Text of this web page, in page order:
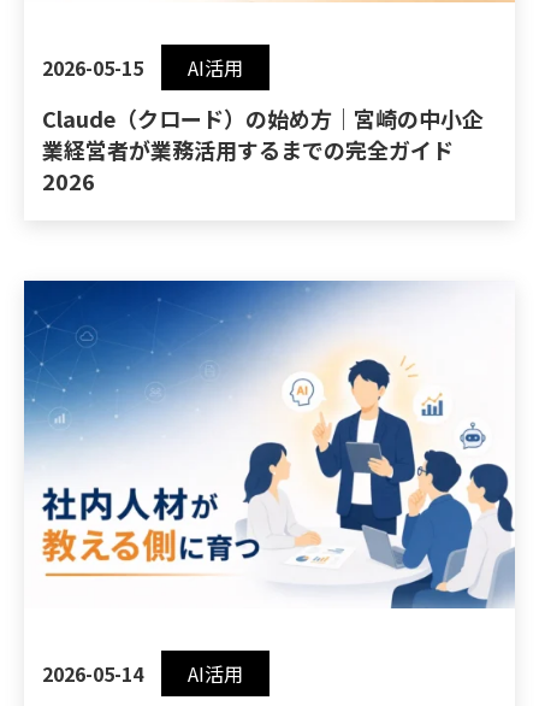
2026-05-15 AI活用
Claude（クロード）の始め方｜宮崎の中小企
業経営者が業務活用するまでの完全ガイド
2026
2026-05-14 AI活用